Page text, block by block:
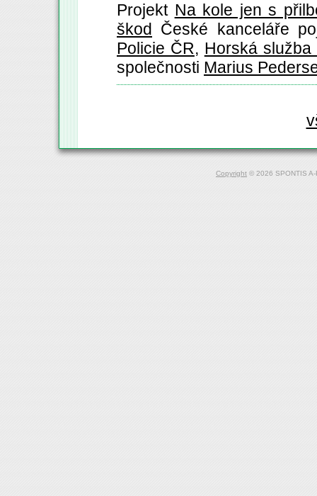
Projekt Na kole jen s
škod České kanceláře
Policie ČR, Horská služba
společnosti Marius
Copyright © 2026 SPONTIS